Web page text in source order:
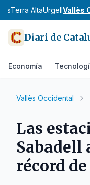
Terra AltaUrgellVallès
Diari de
Economía
Vallès Occidental
Las
Sabadell
récord